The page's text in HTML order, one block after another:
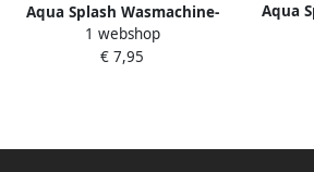
Aqua Splash Wasmachine-
Afvoerslang 150 cm
1 webshop
€ 7,95
Aqua